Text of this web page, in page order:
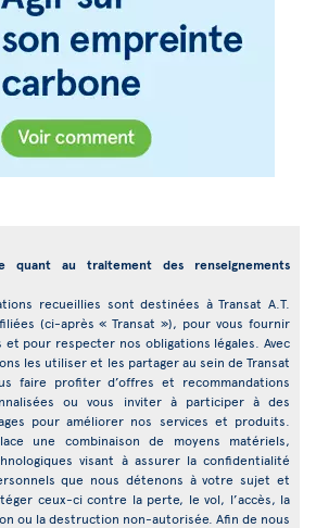
quant au traitement des renseignements
recueillies sont destinées à Transat A.T.
(ci-après « Transat »), pour vous fournir
pour respecter nos obligations légales. Avec
les utiliser et les partager au sein de Transat
faire profiter d’offres et recommandations
ou vous inviter à participer à des
pour améliorer nos services et produits.
une combinaison de moyens matériels,
visant à assurer la confidentialité
que nous détenons à votre sujet et
ceux-ci contre la perte, le vol, l’accès, la
ou la destruction non-autorisée. Afin de nous